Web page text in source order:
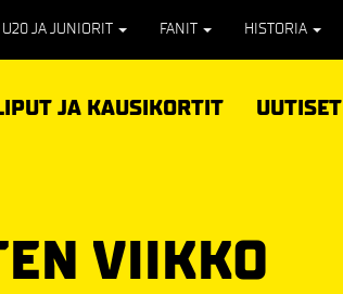
U20 JA JUNIORIT FANIT HISTORIA
JA KAUSIKORTIT UUTISET
VIIKKO